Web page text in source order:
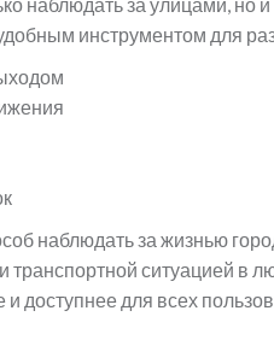
инструментом для
наблюдать за жизнью
транспортной ситуацией в
доступнее для всех